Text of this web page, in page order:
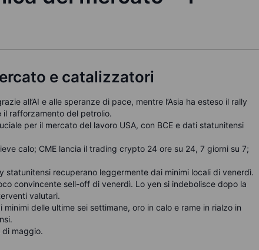
e catalizzatori
all’AI e alle speranze di pace, mentre l’Asia ha esteso il rally
rafforzamento del petrolio.
per il mercato del lavoro USA, con BCE e dati statunitensi
calo; CME lancia il trading crypto 24 ore su 24, 7 giorni su 7;
statunitensi recuperano leggermente dai minimi locali di venerdì.
convincente sell-off di venerdì. Lo yen si indebolisce dopo la
valutari.
delle ultime sei settimane, oro in calo e rame in rialzo in
di maggio.